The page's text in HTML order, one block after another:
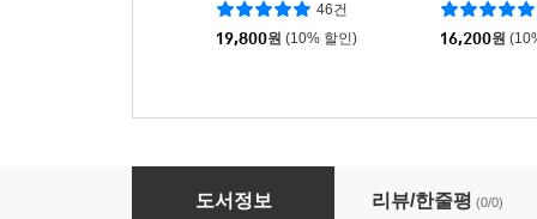
46건
19,800원 (10% 할인) 16,200원
바가바드기타
도서정보 리뷰/한줄평 (0/0)